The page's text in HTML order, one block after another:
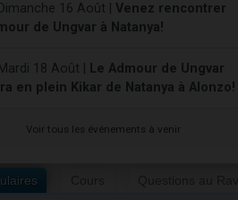
16 Août | Venez rencontrer
de Ungvar à Natanya!
18 Août |
Le Admour de Ungvar
en plein Kikar de Natanya à Alonzo!
Voir tous les événements à venir